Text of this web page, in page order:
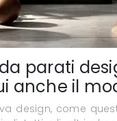
parati
anche il
design, come